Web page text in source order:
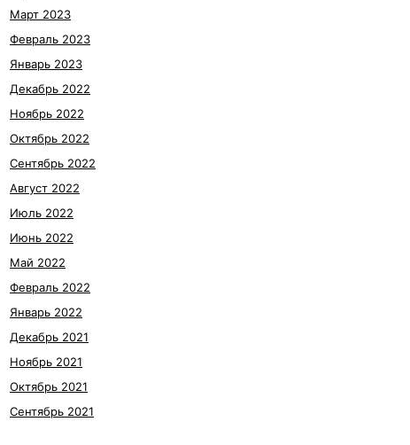
Март 2023
Февраль 2023
Январь 2023
Декабрь 2022
Ноябрь 2022
Октябрь 2022
Сентябрь 2022
Август 2022
Июль 2022
Июнь 2022
Май 2022
Февраль 2022
Январь 2022
Декабрь 2021
Ноябрь 2021
Октябрь 2021
Сентябрь 2021